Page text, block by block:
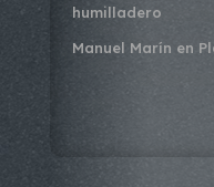
humilladero
Manuel Marín en